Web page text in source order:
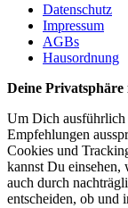
Datenschutz
Impressum
AGBs
Hausordnung
Deine Privatsphäre
Um Dich ausführlich
Empfehlungen
Cookies und
kannst Du einsehen,
auch durch
entscheiden, ob und